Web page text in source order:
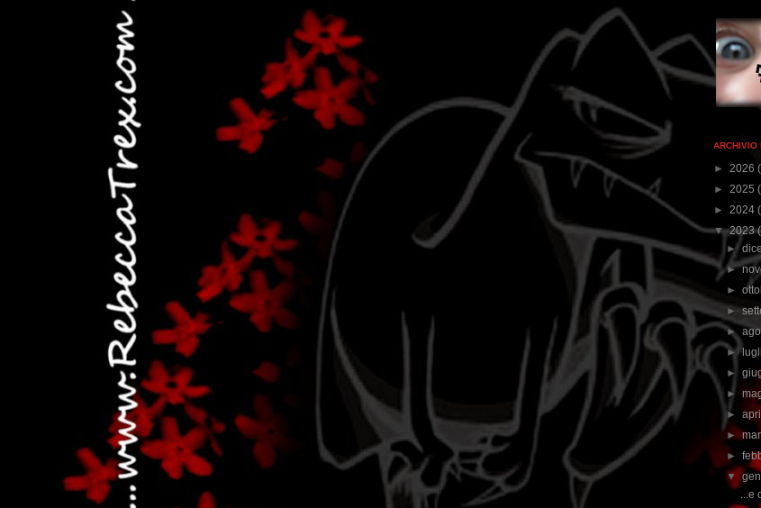
ARCHIVIO
► 2026
► 2025
► 2024
▼2023
►
►
►
►
►
►
►
►
►
►
►
▼
...e